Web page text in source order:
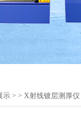
示 > > X射线镀层测厚仪